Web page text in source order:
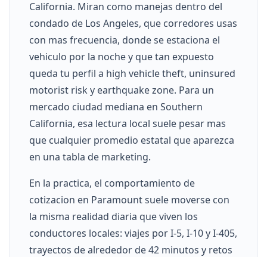
California. Miran como manejas dentro del
condado de Los Angeles, que corredores usas
con mas frecuencia, donde se estaciona el
vehiculo por la noche y que tan expuesto
queda tu perfil a high vehicle theft, uninsured
motorist risk y earthquake zone. Para un
mercado ciudad mediana en Southern
California, esa lectura local suele pesar mas
que cualquier promedio estatal que aparezca
en una tabla de marketing.
En la practica, el comportamiento de
cotizacion en Paramount suele moverse con
la misma realidad diaria que viven los
conductores locales: viajes por I-5, I-10 y I-405,
trayectos de alrededor de 42 minutos y retos